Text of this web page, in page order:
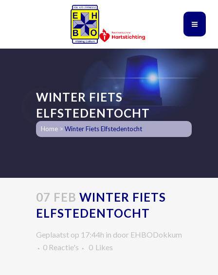
WINTER FIETS
ELFSTEDENTOCHT
Home > Winter Fiets Elfstedentocht
07 FEB WINTER FIETS
ELFSTEDENTOCHT
Geplaatst op 17:44h in door EHBODokkum
0 Reactie's
0 Likes